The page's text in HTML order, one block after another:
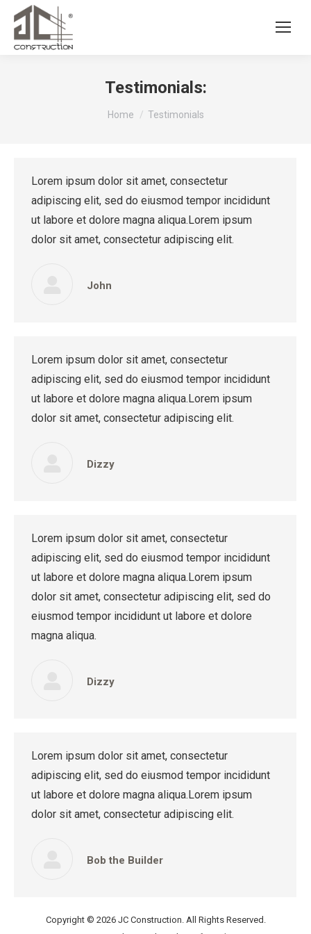
Testimonials:
You are here:
Home Testimonials
Lorem ipsum dolor sit amet, consectetur
adipiscing elit, sed do eiusmod tempor incididunt
ut labore et dolore magna aliqua.Lorem ipsum
dolor sit amet, consectetur adipiscing elit.
John
Lorem ipsum dolor sit amet, consectetur
adipiscing elit, sed do eiusmod tempor incididunt
ut labore et dolore magna aliqua.Lorem ipsum
dolor sit amet, consectetur adipiscing elit.
Dizzy
Lorem ipsum dolor sit amet, consectetur
adipiscing elit, sed do eiusmod tempor incididunt
ut labore et dolore magna aliqua.Lorem ipsum
dolor sit amet, consectetur adipiscing elit, sed do
eiusmod tempor incididunt ut labore et dolore
magna aliqua.
Dizzy
Lorem ipsum dolor sit amet, consectetur
adipiscing elit, sed do eiusmod tempor incididunt
ut labore et dolore magna aliqua.Lorem ipsum
dolor sit amet, consectetur adipiscing elit.
Bob the Builder
Copyright © 2026 JC Construction. All Rights Reserved.